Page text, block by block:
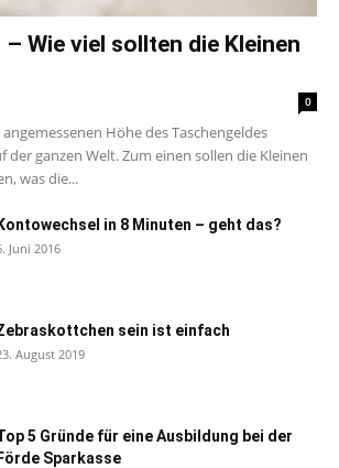
Wie viel sollten die Kleinen
0
Höhe des Taschengeldes
der ganzen Welt. Zum einen sollen die Kleinen
was die...
Kontowechsel in 8 Minuten – geht das?
Juni 2016
sein ist einfach
August 2019
5 Gründe für eine Ausbildung bei der
Förde Sparkasse